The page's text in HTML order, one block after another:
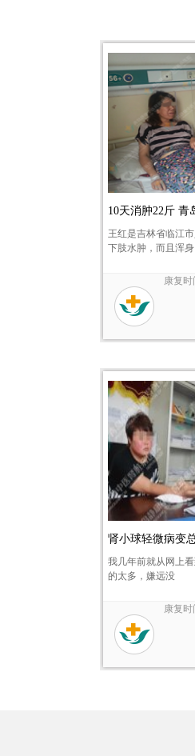
10天消肿22斤 青
王红是吉林省临江
下肢水肿，而且浑身
康复时
肾小球轻微病变
我几年前就从网上
的太多，嫌远没
康复时